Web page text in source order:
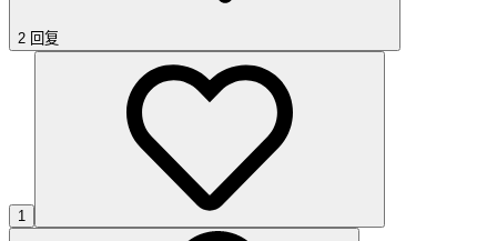
2 回复
1